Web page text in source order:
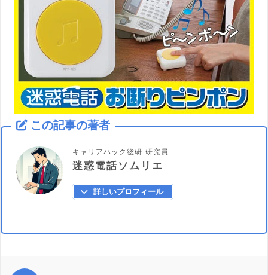
この記事の著者
キャリアハック総研-研究員
迷惑電話ソムリエ
詳しいプロフィール